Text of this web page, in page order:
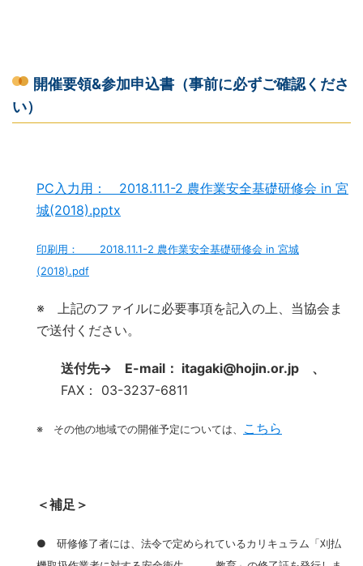
開催要領&参加申込書（事前に必ずご確認くださ
い）
PC入力用： 2018.11.1-2 農作業安全基礎研修会 in 宮
城(2018).pptx
印刷用： 2018.11.1-2 農作業安全基礎研修会 in 宮城
(2018).pdf
※ 上記のファイルに必要事項を記入の上、当協会ま
で送付ください。
送付先→ E-mail： itagaki@hojin.or.jp 、
FAX： 03-3237-6811
※ その他の地域での開催予定については、 こちら
＜補足＞
● 研修修了者には、法令で定められているカリキュラム「刈払